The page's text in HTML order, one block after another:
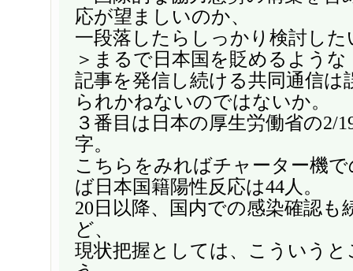
応が望ましいのか、
一段落したらしっかり検討し
＞まるで日本国を貶めるような
記事を発信し続ける共同通信は
られかねないのではないか。
３番目は日本の厚生労働省の2/
字。
こちらをみればチャーター機
ば日本国籍陽性反応は44人。
20日以降、国内での感染確認も
ど、
現状把握としては、こういう